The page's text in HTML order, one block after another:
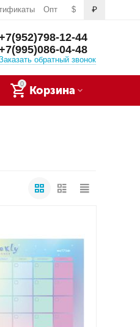
$ ₽
Опт
12-44
04-48
обратный звонок
0
Корзина